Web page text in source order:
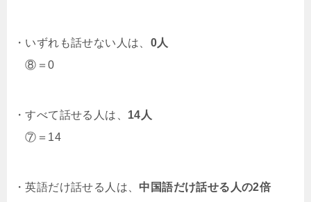
・いずれも話せない人は、 0人
⑧＝0
・すべて話せる人は、 14人
⑦＝14
・英語だけ話せる人は、 中国語だけ話せる人の2倍